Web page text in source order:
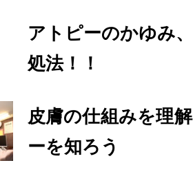
アトピーのかゆみ
処法！！
皮膚の仕組みを理
ーを知ろう